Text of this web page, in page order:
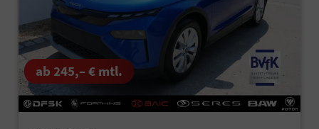
ab 245,– € mtl.